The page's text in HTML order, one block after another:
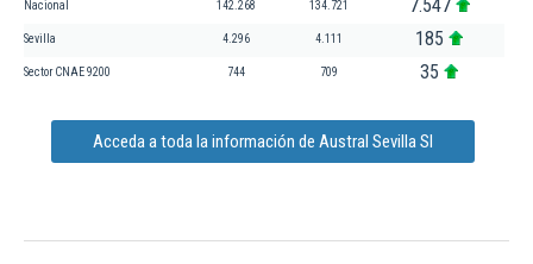
Nacional 142.268 134.721 7.547
Sevilla 4.296 4.111 185
Sector CNAE 9200 744 709 35
Acceda a toda la información de Austral Sevilla Sl